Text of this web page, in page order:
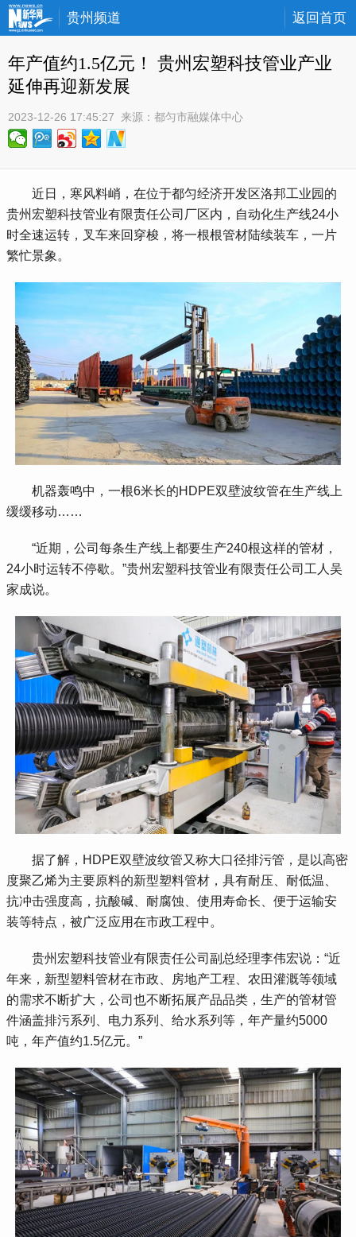
贵州频道 返回首页
年产值约1.5亿元！ 贵州宏塑科技管业产业
延伸再迎新发展
2023-12-26 17:45:27 来源： 都匀市融媒体中心
近日，寒风料峭，在位于都匀经济开发区洛邦工业园的
贵州宏塑科技管业有限责任公司厂区内，自动化生产线24小
时全速运转，叉车来回穿梭，将一根根管材陆续装车，一片
繁忙景象。
机器轰鸣中，一根6米长的HDPE双壁波纹管在生产线上
缓缓移动……
“近期，公司每条生产线上都要生产240根这样的管材，
24小时运转不停歇。”贵州宏塑科技管业有限责任公司工人吴
家成说。
据了解，HDPE双壁波纹管又称大口径排污管，是以高密
度聚乙烯为主要原料的新型塑料管材，具有耐压、耐低温、
抗冲击强度高，抗酸碱、耐腐蚀、使用寿命长、便于运输安
装等特点，被广泛应用在市政工程中。
贵州宏塑科技管业有限责任公司副总经理李伟宏说：“近
年来，新型塑料管材在市政、房地产工程、农田灌溉等领域
的需求不断扩大，公司也不断拓展产品品类，生产的管材管
件涵盖排污系列、电力系列、给水系列等，年产量约5000
吨，年产值约1.5亿元。”